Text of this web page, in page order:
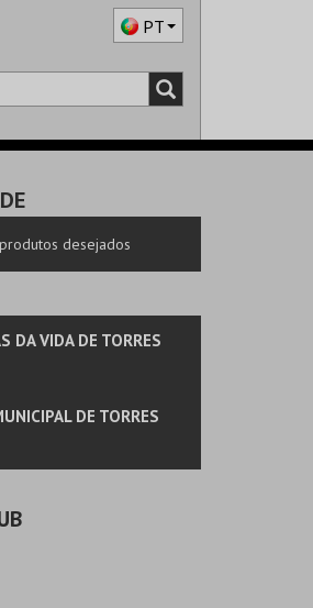
PT
desejados
DA VIDA DE TORRES
DE TORRES